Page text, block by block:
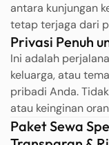
antara kunjungan
tetap terjaga dari
Privasi Penuh
Ini adalah
keluarga, atau
pribadi Anda.
atau keinginan
Paket Sewa